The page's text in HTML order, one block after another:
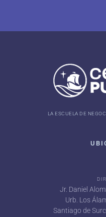
LA ESCUELA DE
Jr. Daniel
Urb. Los
Santiago de